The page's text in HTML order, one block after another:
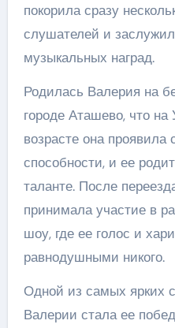
покорила сразу
слушателей и
музыкальных наград.
Родилась Валерия на
городе Аташево, что
возрасте она проявила
способности, и ее
таланте. После
принимала участие в
шоу, где ее голос и
равнодушными никого.
Одной из самых ярких
Валерии стала ее